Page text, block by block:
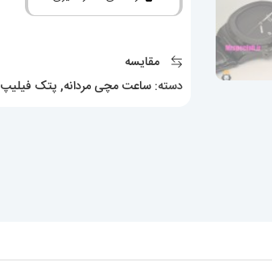
بند
مقایسه
دسته: ساعت مچی مردانه, پتک فیلیپ